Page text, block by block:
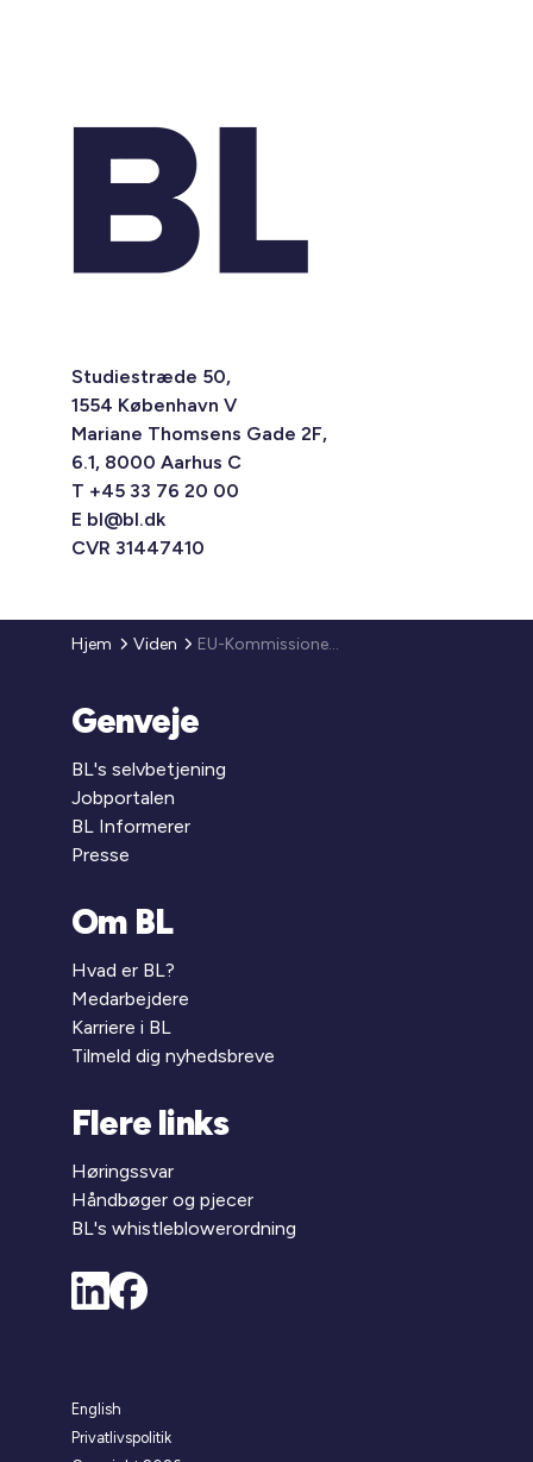
Studiestræde 50,
1554 København V
Mariane Thomsens Gade 2F,
6.1, 8000 Aarhus C
T +45 33 76 20 00
E bl@bl.dk
CVR 31447410
Hjem Viden EU-Kommissionens ændringer i direktivet for vedvarende energi (VE-direktivet), direktivet for bygningers energimæssige ydeevne (bygningsdirektivet) samt direktivet for energieffektivitet (EE-direktivet)
Genveje
BL's selvbetjening
Jobportalen
BL Informerer
Presse
Om BL
Hvad er BL?
Medarbejdere
Karriere i BL
Tilmeld dig nyhedsbreve
Flere links
Høringssvar
Håndbøger og pjecer
BL's whistleblowerordning
English
Privatlivspolitik